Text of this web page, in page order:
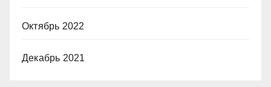
Октябрь 2022
Декабрь 2021